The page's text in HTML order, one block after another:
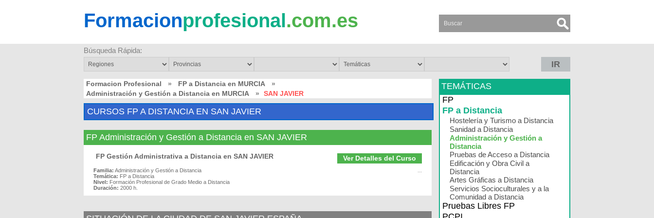
Formacionprofesional.com.es
Búsqueda Rápida:
IR
Formacion Profesional » FP a Distancia en MURCIA
»
Administración y Gestión a Distancia en MURCIA
» SAN JAVIER
CURSOS FP A DISTANCIA EN SAN JAVIER
FP Administración y Gestión a Distancia en SAN JAVIER
Ver Detalles del Curso
FP Gestión Administrativa a Distancia en SAN JAVIER
Familia: Administración y Gestión a Distancia
Temática: FP a Distancia
Nivel: Formación Profesional de Grado Medio a Distancia
Duración: 2000 h.
TEMÁTICAS
FP
FP a Distancia
Hostelería y Turismo a Distancia
Sanidad a Distancia
Administración y Gestión a
Distancia
Pruebas de Acceso a Distancia
Edificación y Obra Civil a
Distancia
Artes Gráficas a Distancia
Servicios Socioculturales y a la
Comunidad a Distancia
Pruebas Libres FP